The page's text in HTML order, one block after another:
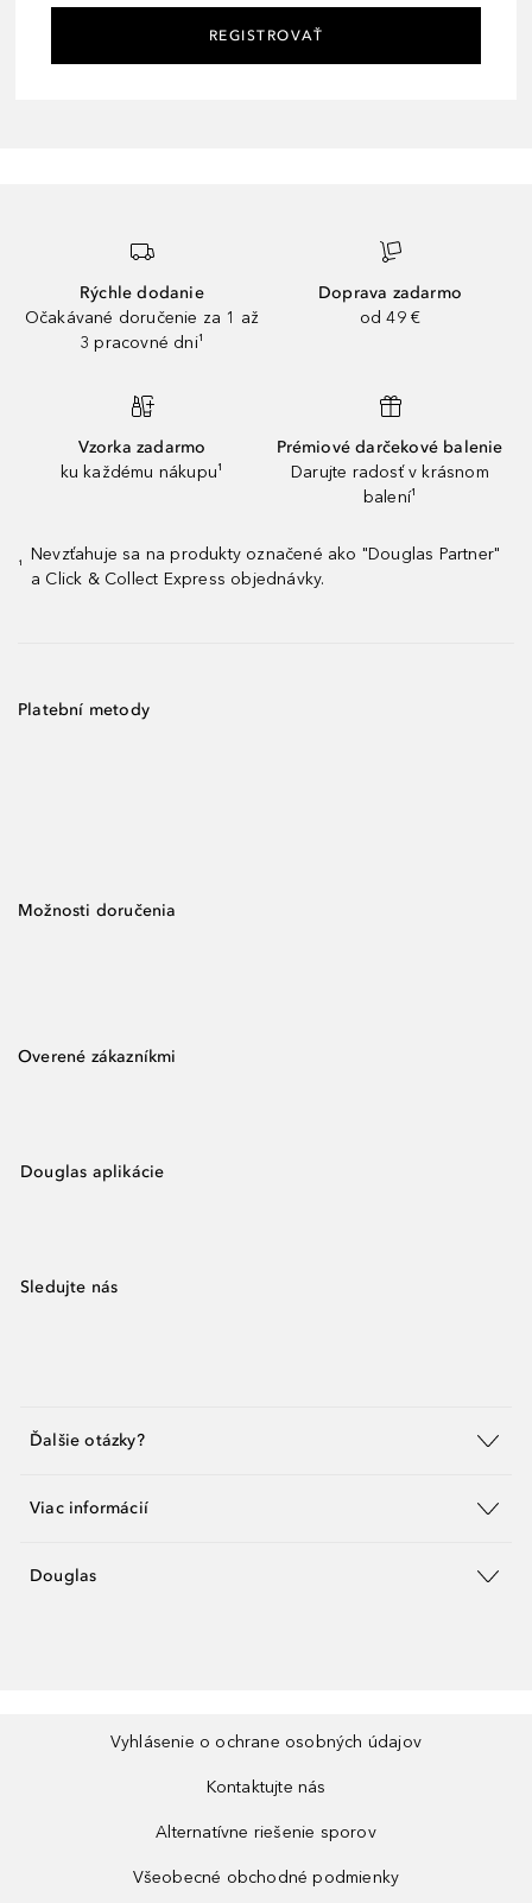
REGISTROVAŤ
Rýchle dodanie
Očakávané doručenie za 1 až
3 pracovné dni¹
Doprava zadarmo
od 49 €
Vzorka zadarmo
ku každému nákupu¹
Prémiové darčekové balenie
Darujte radosť v krásnom
balení¹
¹
Nevzťahuje sa na produkty označené ako "Douglas Partner"
a Click & Collect Express objednávky.
Platební metody
Možnosti doručenia
Overené zákazníkmi
Douglas aplikácie
Sledujte nás
Ďalšie otázky?
Viac informácií
Douglas
Vyhlásenie o ochrane osobných údajov
Kontaktujte nás
Alternatívne riešenie sporov
Všeobecné obchodné podmienky